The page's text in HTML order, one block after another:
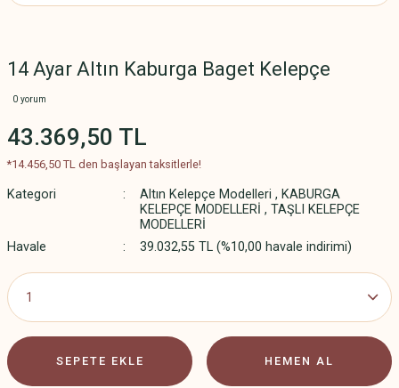
14 Ayar Altın Kaburga Baget Kelepçe
0 yorum
43.369,50 TL
*14.456,50 TL den başlayan taksitlerle!
Kategori Altın Kelepçe Modelleri , KABURGA
KELEPÇE MODELLERİ , TAŞLI KELEPÇE
MODELLERİ
Havale
39.032,55 TL (%10,00 havale indirimi)
SEPETE EKLE HEMEN AL